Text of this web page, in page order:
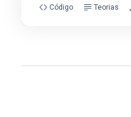
Código Teorias